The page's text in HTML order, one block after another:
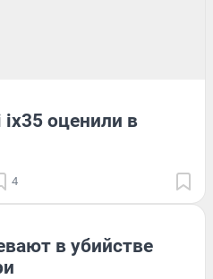
ix35 оценили в
4
в убийстве